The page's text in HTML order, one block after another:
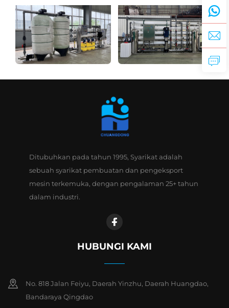
Bawah Tanah di
Albania
Ditubuhkan pada tahun 1995, Syarikat adalah
sebuah syarikat pembuatan dan pengeksport
mesin terkemuka, dengan pengalaman 25+ tahun
dalam industri.
HUBUNGI KAMI
No. 818 Jalan Feiyu, Daerah Yinzhu, Daerah Huangdao,
Bandaraya Qingdao